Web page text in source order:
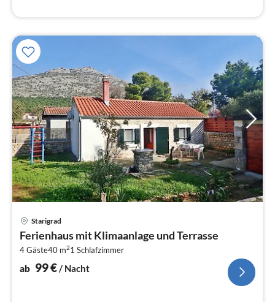
Starigrad
Ferienhaus mit Klimaanlage und Terrasse
4 Gäste40 m21 Schlafzimmer
ab 99€/ Nacht